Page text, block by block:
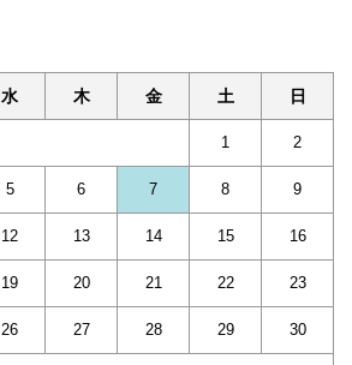
水 木 金 土 日
1 2
5 6 7 8 9
12 13 14 15 16
19 20 21 22 23
26 27 28 29 30